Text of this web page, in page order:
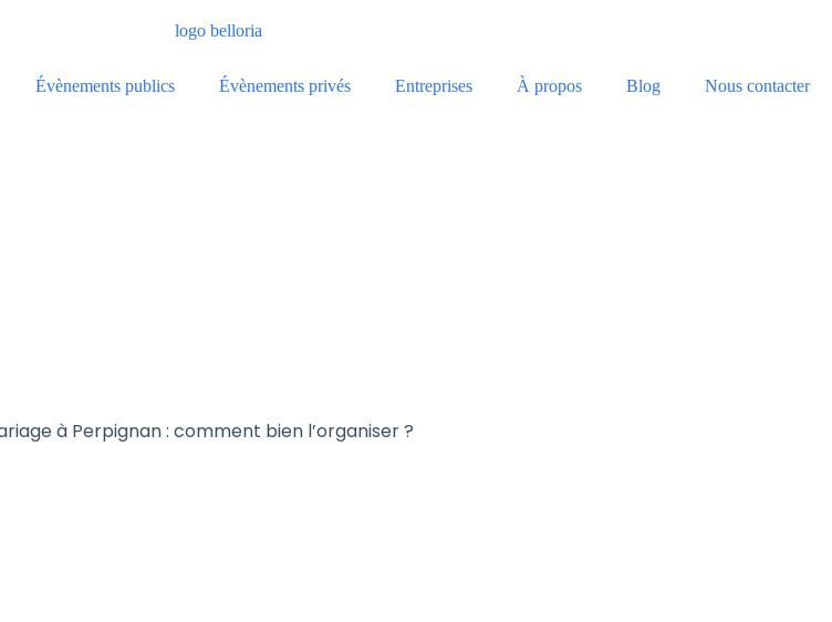
Évènements publics Évènements privés Entreprises À propos Blog Nous contacter
à Perpignan : comment bien l’organiser ?